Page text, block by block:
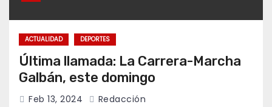
ACTUALIDAD DEPORTES
Última llamada: La Carrera-Marcha
Galbán, este domingo
Feb 13, 2024 Redacción